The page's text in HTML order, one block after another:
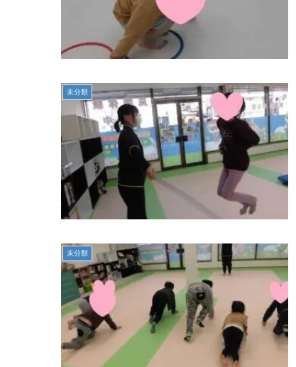
未分類
未分類